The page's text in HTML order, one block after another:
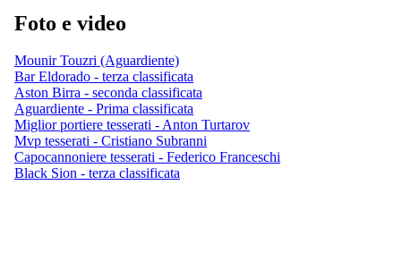
Foto e video
Mounir Touzri (Aguardiente)
Bar Eldorado - terza classificata
Aston Birra - seconda classificata
Aguardiente - Prima classificata
Miglior portiere tesserati - Anton Turtarov
Mvp tesserati - Cristiano Subranni
Capocannoniere tesserati - Federico Franceschi
Black Sion - terza classificata